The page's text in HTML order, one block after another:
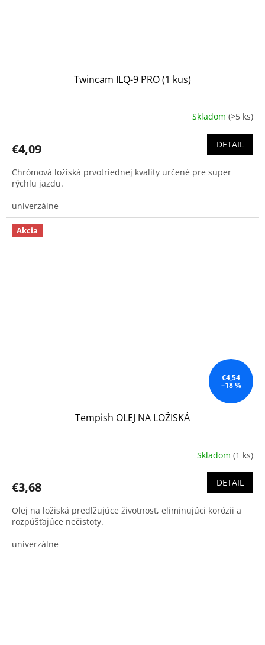
Twincam ILQ-9 PRO (1 kus)
Skladom (>5 ks)
€4,09 DETAIL
Chrómová ložiská prvotriednej kvality určené pre super
rýchlu jazdu.
univerzálne
Akcia
€4,54
–18 %
Tempish OLEJ NA LOŽISKÁ
Skladom (1 ks)
€3,68 DETAIL
Olej na ložiská predlžujúce životnosť, eliminujúci korózii a
rozpúšťajúce nečistoty.
univerzálne